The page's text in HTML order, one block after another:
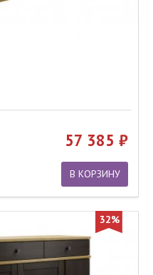
57 385
В КОРЗИНУ
32%